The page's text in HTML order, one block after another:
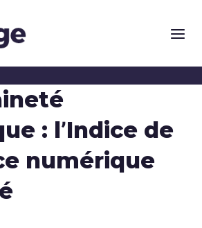
: l’Indice de
numérique